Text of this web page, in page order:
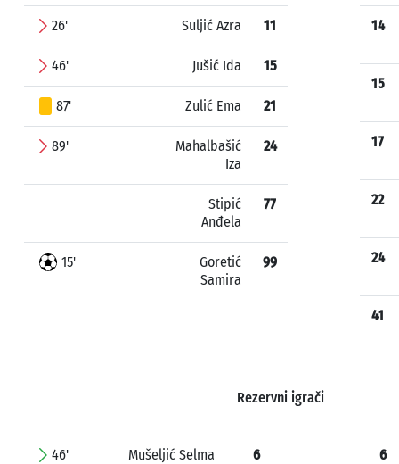
26' Suljić Azra 11
46' Jušić Ida 15
87' Zulić Ema 21
89'
Mahalbašić
Iza
24
Stipić
Anđela
77
15'
Goretić
Samira
99
14
15
17
22
24
41
Rezervni igrači
46' Mušeljić Selma 6 6